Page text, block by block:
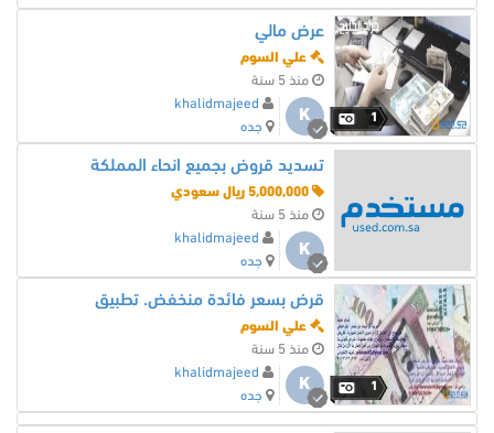
1
عرض مالي
علي السوم
منذ 5 سنة
K
khalidmajeed
جده
تسديد قروض بجميع انحاء المملكة
منذ 5 سنة
K
khalidmajeed
جده
1
قرض بسعر فائدة منخفض. تطبيق
علي السوم
منذ 5 سنة
K
khalidmajeed
جده